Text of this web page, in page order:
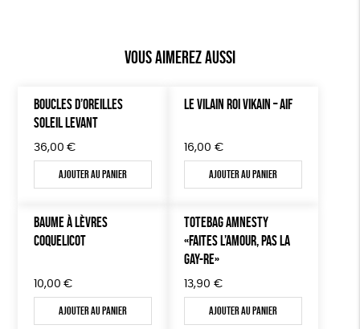
Vous aimerez aussi
BOUCLES D’OREILLES
SOLEIL LEVANT
36,00 €
Ajouter au panier
LE VILAIN ROI VIKAIN – AIF
16,00 €
Ajouter au panier
BAUME À LÈVRES
COQUELICOT
10,00 €
Ajouter au panier
TOTEBAG AMNESTY
«FAITES L’AMOUR, PAS LA
GAY-RE»
13,90 €
Ajouter au panier